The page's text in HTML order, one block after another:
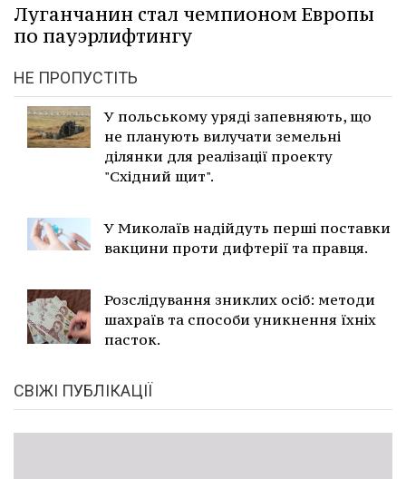
Луганчанин стал чемпионом Европы
по пауэрлифтингу
НЕ ПРОПУСТІТЬ
У польському уряді запевняють, що
не планують вилучати земельні
ділянки для реалізації проекту
"Східний щит".
У Миколаїв надійдуть перші поставки
вакцини проти дифтерії та правця.
Розслідування зниклих осіб: методи
шахраїв та способи уникнення їхніх
пасток.
СВІЖІ ПУБЛІКАЦІЇ